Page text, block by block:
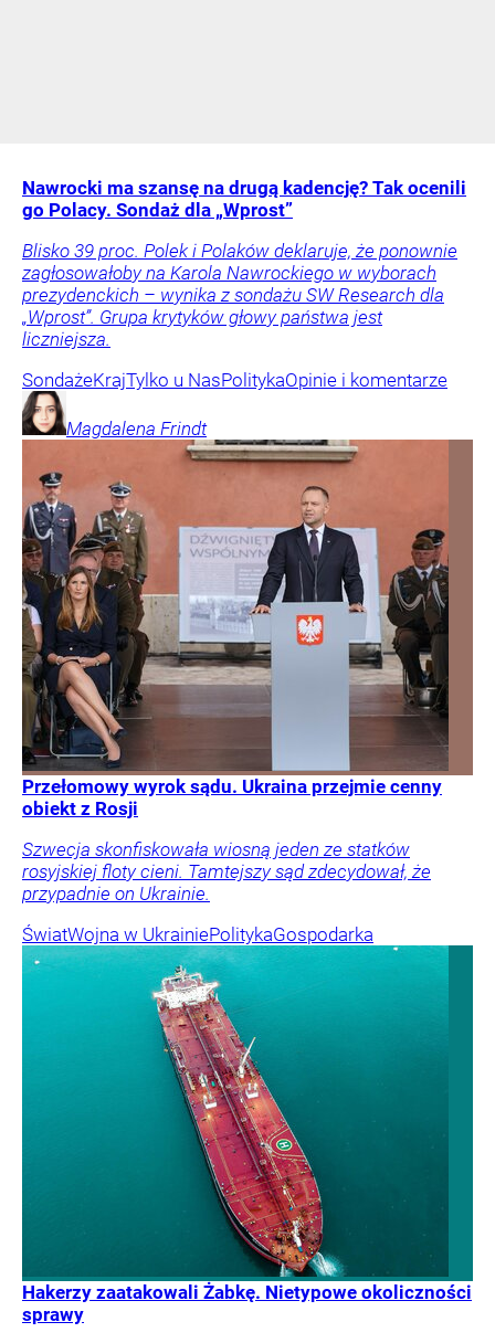
Nawrocki ma szansę na drugą kadencję? Tak ocenili
go Polacy. Sondaż dla „Wprost”
Blisko 39 proc. Polek i Polaków deklaruje, że ponownie
zagłosowałoby na Karola Nawrockiego w wyborach
prezydenckich – wynika z sondażu SW Research dla
„Wprost”. Grupa krytyków głowy państwa jest
liczniejsza.
SondażeKrajTylko u NasPolitykaOpinie i komentarze
Magdalena Frindt
Przełomowy wyrok sądu. Ukraina przejmie cenny
obiekt z Rosji
Szwecja skonfiskowała wiosną jeden ze statków
rosyjskiej floty cieni. Tamtejszy sąd zdecydował, że
przypadnie on Ukrainie.
ŚwiatWojna w UkrainiePolitykaGospodarka
Hakerzy zaatakowali Żabkę. Nietypowe okoliczności
sprawy